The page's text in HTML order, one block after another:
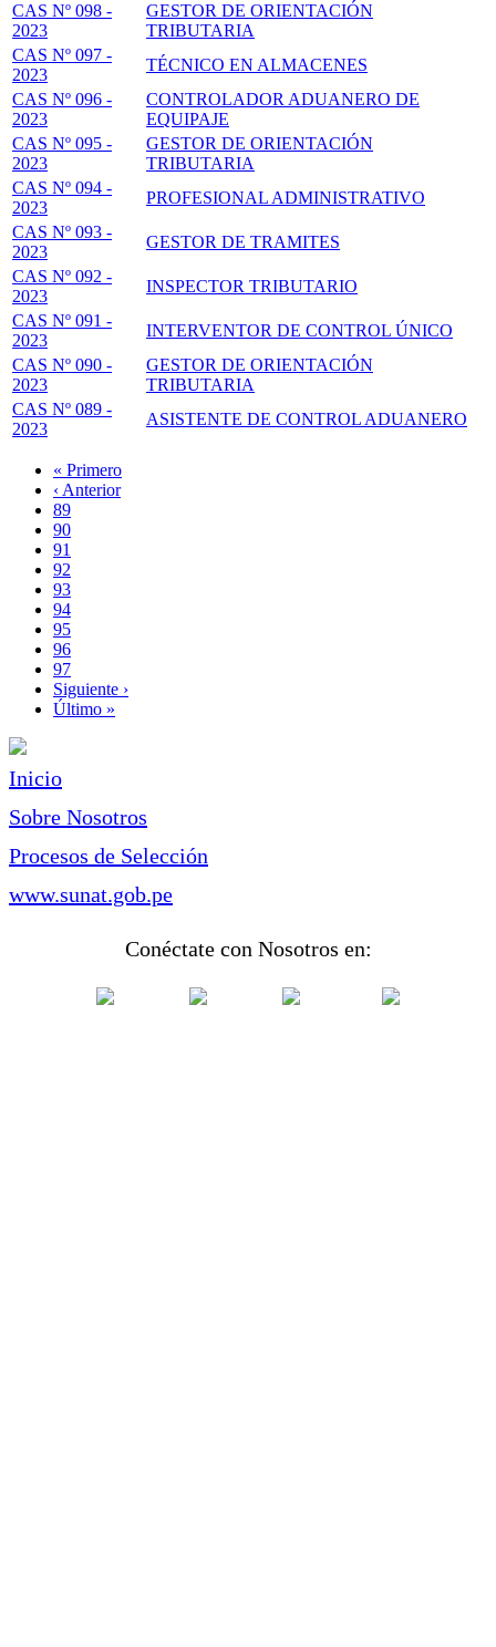
CAS Nº 098 -
2023
GESTOR DE ORIENTACIÓN
TRIBUTARIA
CAS Nº 097 -
2023
TÉCNICO EN ALMACENES
CAS Nº 096 -
2023
CONTROLADOR ADUANERO DE
EQUIPAJE
CAS Nº 095 -
2023
GESTOR DE ORIENTACIÓN
TRIBUTARIA
CAS Nº 094 -
2023
PROFESIONAL ADMINISTRATIVO
CAS Nº 093 -
2023
GESTOR DE TRAMITES
CAS Nº 092 -
2023
INSPECTOR TRIBUTARIO
CAS Nº 091 -
2023
INTERVENTOR DE CONTROL ÚNICO
CAS Nº 090 -
2023
GESTOR DE ORIENTACIÓN
TRIBUTARIA
CAS Nº 089 -
2023
ASISTENTE DE CONTROL ADUANERO
Paginación
Primera
página
« Primero
Página
anterior
‹ Anterior
Page
89
Page
90
Page
91
Page
92
Página
actual
93
Page
94
Page
95
Page
96
Page
97
Siguiente
página
Siguiente ›
Última
Último »
Inicio
Sobre Nosotros
Procesos de Selección
www.sunat.gob.pe
Conéctate con Nosotros en: